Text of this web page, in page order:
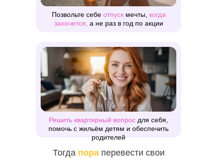
Тогда пораперевести свои
Решить квартирный вопрос для себя,
помочь с жильём детям и обеспечить
родителей
Позвольте себе отпуск мечты, когда
захочется, а не раз в год по акции